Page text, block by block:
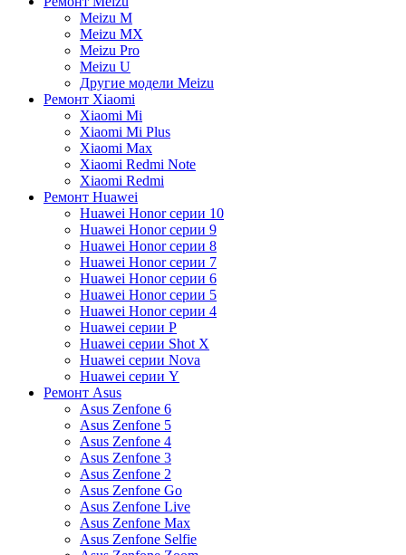
Meizu M
Meizu MX
Meizu Pro
Meizu U
Другие модели Meizu
Ремонт Xiaomi
Xiaomi Mi
Xiaomi Mi Plus
Xiaomi Max
Xiaomi Redmi Note
Xiaomi Redmi
Ремонт Huawei
Huawei Honor серии 10
Huawei Honor серии 9
Huawei Honor серии 8
Huawei Honor серии 7
Huawei Honor серии 6
Huawei Honor серии 5
Huawei Honor серии 4
Huawei серии P
Huawei серии Shot X
Huawei серии Nova
Huawei серии Y
Ремонт Asus
Asus Zenfone 6
Asus Zenfone 5
Asus Zenfone 4
Asus Zenfone 3
Asus Zenfone 2
Asus Zenfone Go
Asus Zenfone Live
Asus Zenfone Max
Asus Zenfone Selfie